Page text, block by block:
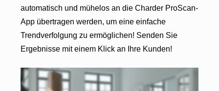
automatisch und mühelos an die Charder ProScan-
App übertragen werden, um eine einfache
Trendverfolgung zu ermöglichen! Senden Sie
Ergebnisse mit einem Klick an Ihre Kunden!